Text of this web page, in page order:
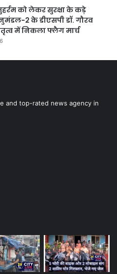
को लेकर सुरक्षा के कड़े
2 के डीएसपी डॉ. गौरव
में निकला फ्लैग मार्च
and top-rated news agency in